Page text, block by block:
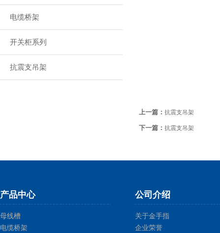
电缆桥架
开关柜系列
抗震支吊架
上一篇： 抗震支吊架
下一篇： 抗震支吊架
产品中心
母线槽
电缆桥架
公司介绍
关于金手指
企业荣誉